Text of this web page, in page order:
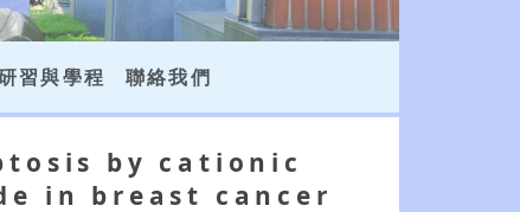
習與學程 聯絡我們
by cationic
in breast cancer